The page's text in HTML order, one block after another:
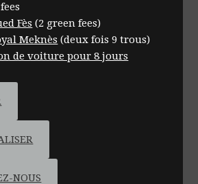
Fès (2 green fees)
Meknès (deux fois 9 trous)
de voiture pour 8 jours
NOUS